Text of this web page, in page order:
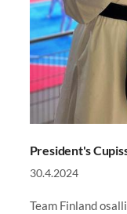
President's
30.4.2024
Team Finland